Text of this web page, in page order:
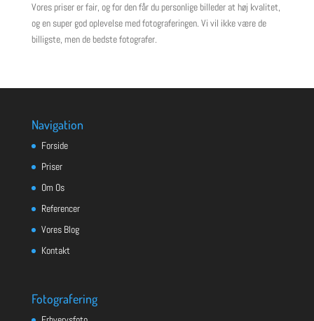
Vores priser er fair, og for den får du personlige billeder at høj kvalitet,
og en super god oplevelse med fotograferingen. Vi vil ikke være de
billigste, men de bedste fotografer.
Navigation
Forside
Priser
Om Os
Referencer
Vores Blog
Kontakt
Fotografering